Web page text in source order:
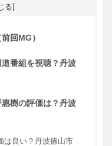
回MG）
番組を視聴？丹波
樹の評価は？丹波
は良い？丹波篠山市